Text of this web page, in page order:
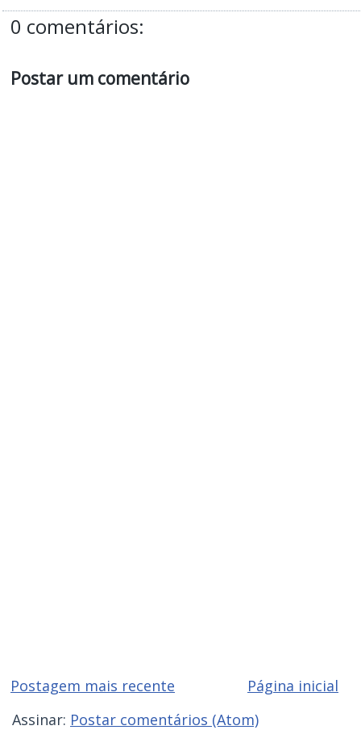
0 comentários:
Postar um comentário
Postagem mais recente
Página inicial
Assinar: Postar comentários (Atom)